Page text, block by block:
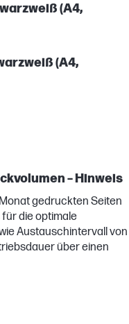
(A4,
(A4,
– Hinweis
gedruckten Seiten
die optimale
Austauschintervall von
über einen